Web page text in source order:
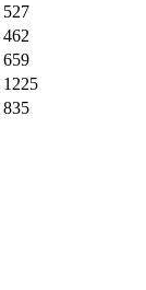
527
462
659
1225
835